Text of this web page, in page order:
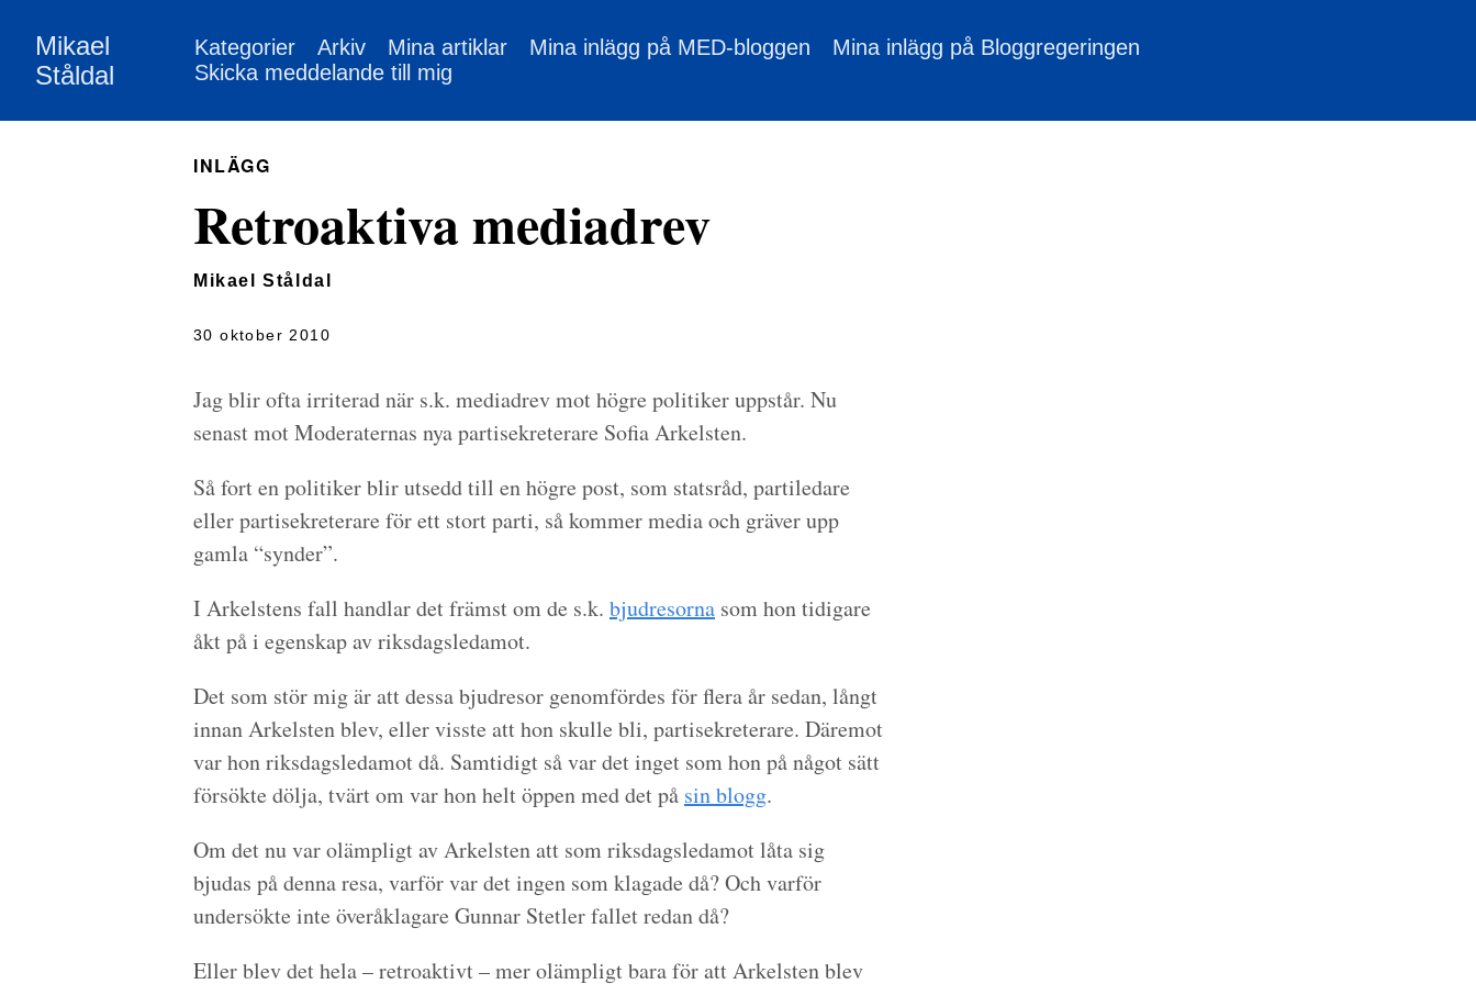
Mikael
Ståldal
Kategorier Arkiv Mina artiklar Mina inlägg på MED-bloggen
Mina inlägg på Bloggregeringen
Skicka meddelande till mig
INLÄGG
Retroaktiva mediadrev
Mikael Ståldal
30 oktober 2010
Jag blir ofta irriterad när s.k. mediadrev mot högre politiker uppstår. Nu
senast mot Moderaternas nya partisekreterare Sofia Arkelsten.
Så fort en politiker blir utsedd till en högre post, som statsråd, partiledare
eller partisekreterare för ett stort parti, så kommer media och gräver upp
gamla “synder”.
I Arkelstens fall handlar det främst om de s.k. bjudresorna som hon tidigare
åkt på i egenskap av riksdagsledamot.
Det som stör mig är att dessa bjudresor genomfördes för flera år sedan, långt
innan Arkelsten blev, eller visste att hon skulle bli, partisekreterare. Däremot
var hon riksdagsledamot då. Samtidigt så var det inget som hon på något sätt
försökte dölja, tvärt om var hon helt öppen med det på sin blogg.
Om det nu var olämpligt av Arkelsten att som riksdagsledamot låta sig
bjudas på denna resa, varför var det ingen som klagade då? Och varför
undersökte inte överåklagare Gunnar Stetler fallet redan då?
Eller blev det hela – retroaktivt – mer olämpligt bara för att Arkelsten blev